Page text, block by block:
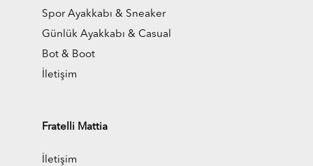
Spor Ayakkabı & Sneaker
Günlük Ayakkabı & Casual
Bot & Boot
İletişim
Fratelli Mattia
İletişim